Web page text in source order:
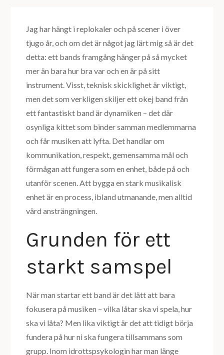
Jag har hängt i replokaler och på scener i över
tjugo år, och om det är något jag lärt mig så är det
detta: ett bands framgång hänger på så mycket
mer än bara hur bra var och en är på sitt
instrument. Visst, teknisk skicklighet är viktigt,
men det som verkligen skiljer ett okej band från
ett fantastiskt band är dynamiken – det där
osynliga kittet som binder samman medlemmarna
och får musiken att lyfta. Det handlar om
kommunikation, respekt, gemensamma mål och
förmågan att fungera som en enhet, både på och
utanför scenen. Att bygga en stark musikalisk
enhet är en process, ibland utmanande, men alltid
värd ansträngningen.
Grunden för ett
starkt samspel
När man startar ett band är det lätt att bara
fokusera på musiken – vilka låtar ska vi spela, hur
ska vi låta? Men lika viktigt är det att tidigt börja
fundera på hur ni ska fungera tillsammans som
grupp. Inom idrottspsykologin har man länge